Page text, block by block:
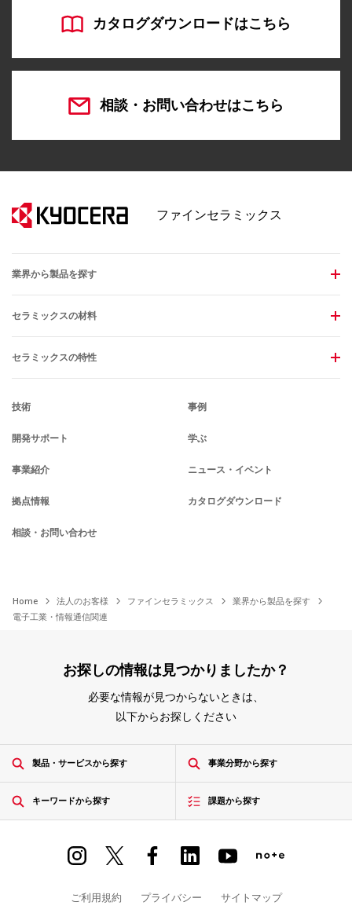
カタログダウンロードはこちら
相談・お問い合わせはこちら
ファインセラミックス
業界から製品を探す
セラミックスの材料
セラミックスの特性
技術 事例
開発サポート 学ぶ
事業紹介 ニュース・イベント
拠点情報 カタログダウンロード
相談・お問い合わせ
Home 法人のお客様 ファインセラミックス
業界から製品を探す
電子工業・情報通信関連
お探しの情報は見つかりましたか？
必要な情報が見つからないときは、
以下からお探しください
製品・サービスから探す 事業分野から探す
キーワードから探す 課題から探す
ご利用規約 プライバシー サイトマップ